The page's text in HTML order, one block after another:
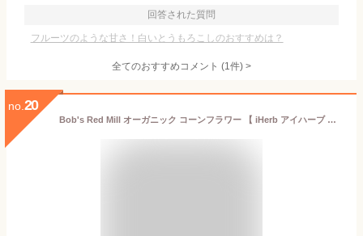
回答された質問
フルーツのような甘さ！白いとうもろこしのおすすめは？
全てのおすすめコメント (1件) >
no. 20
Bob's Red Mill オーガニック コーンフラワー 【 iHerb アイハーブ 公式 】 ボブズレッドミル トウモロコシ粉 コーンミール 全粒 製菓食材 624g